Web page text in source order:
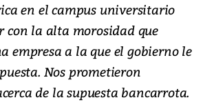
en el campus universitario
con la alta morosidad que
empresa a la que el gobierno le
Nos prometieron
de la supuesta bancarrota.